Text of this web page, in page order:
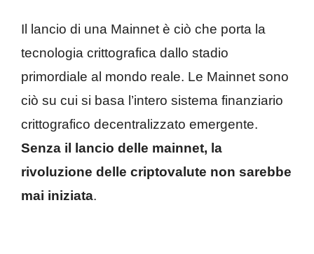
Il lancio di una Mainnet è ciò che porta la
tecnologia crittografica dallo stadio
primordiale al mondo reale. Le Mainnet sono
ciò su cui si basa l’intero sistema finanziario
crittografico decentralizzato emergente.
Senza il lancio delle mainnet, la
rivoluzione delle criptovalute non sarebbe
mai iniziata.